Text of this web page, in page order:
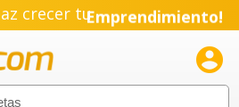
crecer tuEmprendimiento!
